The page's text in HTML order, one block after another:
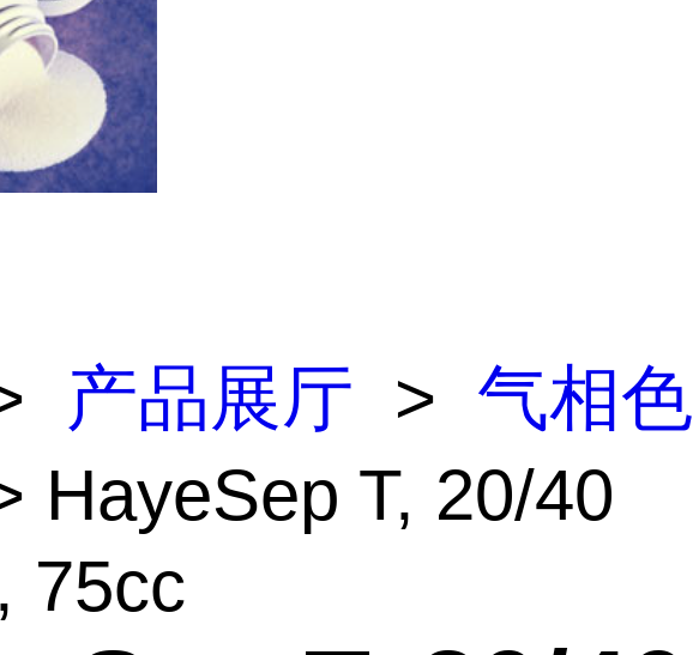
产品展厅 > 气相色
HayeSep T, 20/40
75cc